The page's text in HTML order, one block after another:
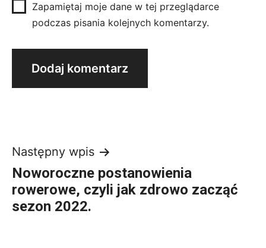
Zapamiętaj moje dane w tej przeglądarce
podczas pisania kolejnych komentarzy.
Nawigacja
wpisu
Następny wpis
Noworoczne postanowienia
rowerowe, czyli jak zdrowo zacząć
sezon 2022.